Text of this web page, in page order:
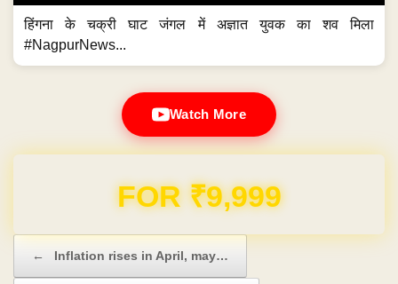
हिंगना के चक्री घाट जंगल में अज्ञात युवक का शव मिला
#NagpurNews...
Watch More
Domain & Hosting FREE for 1 Year
← Inflation rises in April, may…